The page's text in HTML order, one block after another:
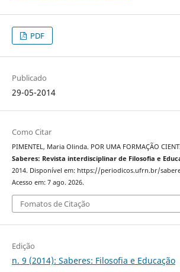
PDF
Publicado
29-05-2014
Como Citar
PIMENTEL, Maria Olinda. POR UMA FORMAÇÃO
Saberes: Revista interdisciplinar de Filosofia e
2014. Disponível em: https://periodicos.ufrn.br/
Acesso em: 7 ago. 2026.
Fomatos de Citação
Edição
n. 9 (2014): Saberes: Filosofia e Educação